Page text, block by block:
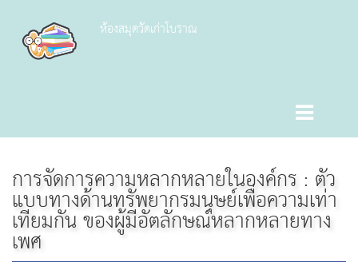
ห้องสมุดวัดเก่าโบราณ
การจัดการความหลากหลายในองค์กร : ตัว
แบบทางด้านทรัพยากรมนุษย์เพื่อความเท่า
เทียมกัน ของผู้มีอัตลักษณ์หลากหลายทาง
เพศ